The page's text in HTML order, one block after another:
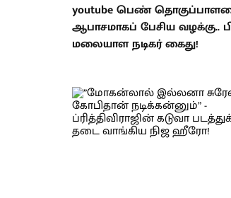
youtube பெண்
ஆபாசமாகப் பேசிய வழக்கு..
மலையாள நடிகர் கைது!